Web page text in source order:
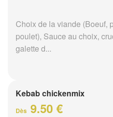
Choix de la viande (Boeuf,
poulet), Sauce au choix,
galette d...
Kebab chickenmix
Dès 9.50 €